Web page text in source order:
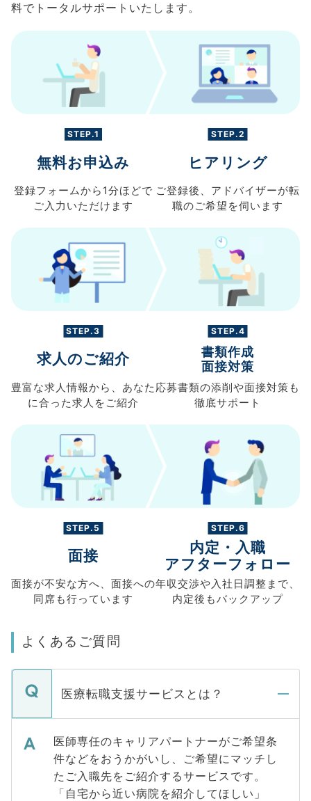
料でトータルサポートいたします。
STEP.1
無料お申込み
登録フォームから 1分ほどで
ご入力 いただけます
STEP.2
ヒアリング
ご登録後、 アドバイザーが転
職のご希望を伺います
STEP.3
求人のご紹介
豊富な求人情報から、 あなた
に合った求人を ご紹介
STEP.4
書類作成
面接対策
応募書類の添削や面接対策も
徹底サポート
STEP.5
面接
面接が不安な方へ、 面接への
同席も行っています
STEP.6
内定・入職
アフターフォロー
年収交渉や入社日調整まで、
内定後もバックアップ
よくあるご質問
医療転職支援サービスとは？
医師専任のキャリアパートナーがご希望条
件などをおうかがいし、ご希望にマッチし
たご入職先をご紹介するサービスです。
「自宅から近い病院を紹介してほしい」